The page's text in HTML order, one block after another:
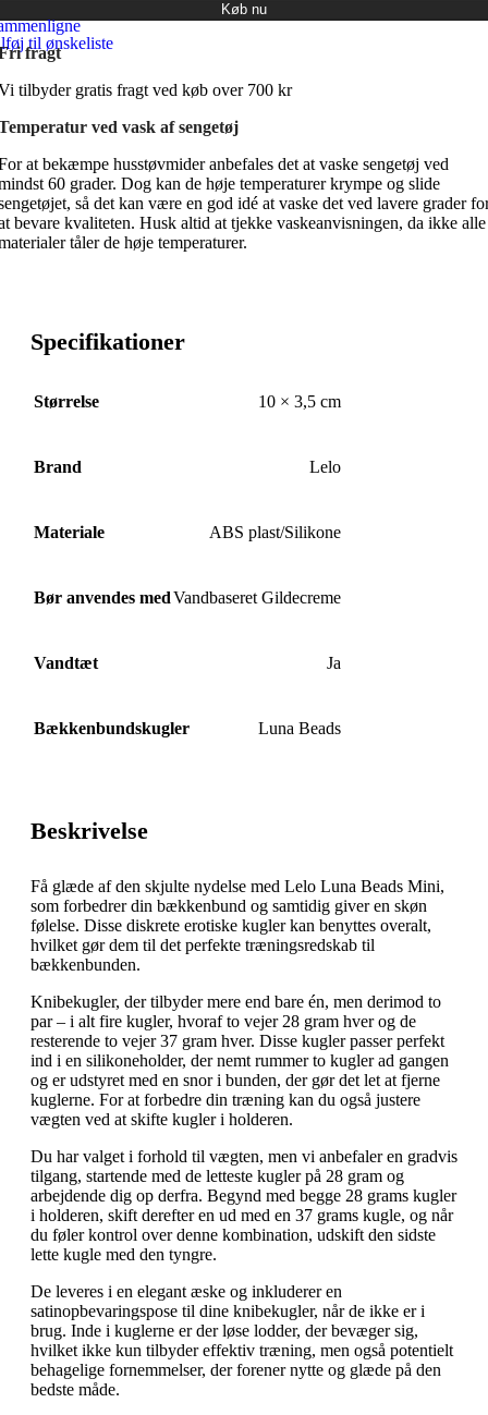
Køb nu
til ønskeliste
fragt
tilbyder gratis fragt ved køb over 700 kr
ved vask af sengetøj
at bekæmpe husstøvmider anbefales det at vaske sengetøj ved
60 grader. Dog kan de høje temperaturer krympe og slide
så det kan være en god idé at vaske det ved lavere grader
bevare kvaliteten. Husk altid at tjekke vaskeanvisningen, da ikke alle
tåler de høje temperaturer.
Specifikationer
Størrelse 10 × 3,5 cm
Brand Lelo
Materiale ABS plast/Silikone
Bør anvendes medVandbaseret Gildecreme
Vandtæt Ja
Bækkenbundskugler Luna Beads
Beskrivelse
Få glæde af den skjulte nydelse med Lelo Luna Beads Mini,
som forbedrer din bækkenbund og samtidig giver en skøn
følelse. Disse diskrete erotiske kugler kan benyttes overalt,
hvilket gør dem til det perfekte træningsredskab til
bækkenbunden.
Knibekugler, der tilbyder mere end bare én, men derimod to
par – i alt fire kugler, hvoraf to vejer 28 gram hver og de
resterende to vejer 37 gram hver. Disse kugler passer perfekt
ind i en silikoneholder, der nemt rummer to kugler ad gangen
og er udstyret med en snor i bunden, der gør det let at fjerne
kuglerne. For at forbedre din træning kan du også justere
vægten ved at skifte kugler i holderen.
Du har valget i forhold til vægten, men vi anbefaler en gradvis
tilgang, startende med de letteste kugler på 28 gram og
arbejdende dig op derfra. Begynd med begge 28 grams kugler
i holderen, skift derefter en ud med en 37 grams kugle, og når
du føler kontrol over denne kombination, udskift den sidste
lette kugle med den tyngre.
De leveres i en elegant æske og inkluderer en
satinopbevaringspose til dine knibekugler, når de ikke er i
brug. Inde i kuglerne er der løse lodder, der bevæger sig,
hvilket ikke kun tilbyder effektiv træning, men også potentielt
behagelige fornemmelser, der forener nytte og glæde på den
bedste måde.